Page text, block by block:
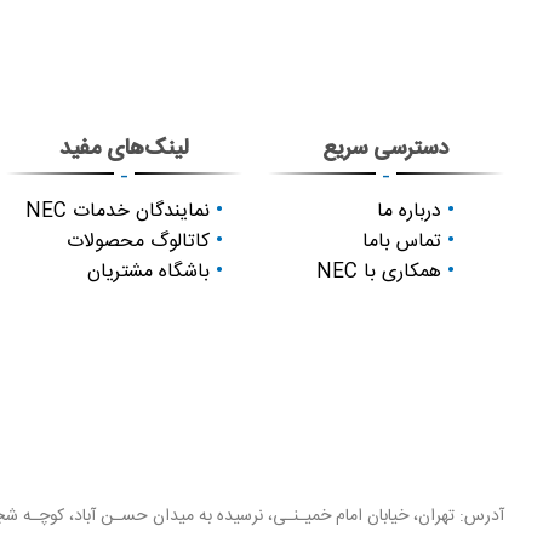
دسترسی سریع
-
درباره ما
تماس باما
همکاری با NEC
لینک‌های مفید
-
نمایندگان خدمات NEC
کاتالوگ محصولات
باشگاه مشتریان
آدرس: تهران، خیابان امام خمیـنـی، نرسیده به میدان حسـن آباد، کوچـه